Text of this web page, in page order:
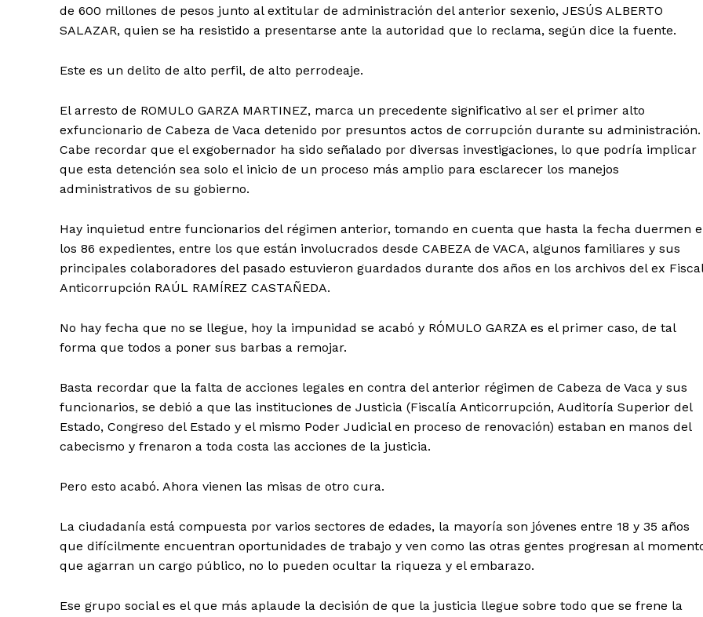
de 600 millones de pesos junto al extitular de administración del anterior sexenio, JESÚS ALBERTO
SALAZAR, quien se ha resistido a presentarse ante la autoridad que lo reclama, según dice la fuente.
Este es un delito de alto perfil, de alto perrodeaje.
El arresto de ROMULO GARZA MARTINEZ, marca un precedente significativo al ser el primer alto
exfuncionario de Cabeza de Vaca detenido por presuntos actos de corrupción durante su administración.
Cabe recordar que el exgobernador ha sido señalado por diversas investigaciones, lo que podría implicar
que esta detención sea solo el inicio de un proceso más amplio para esclarecer los manejos
administrativos de su gobierno.
Hay inquietud entre funcionarios del régimen anterior, tomando en cuenta que hasta la fecha duermen
los 86 expedientes, entre los que están involucrados desde CABEZA de VACA, algunos familiares y sus
principales colaboradores del pasado estuvieron guardados durante dos años en los archivos del ex Fiscal
Anticorrupción RAÚL RAMÍREZ CASTAÑEDA.
No hay fecha que no se llegue, hoy la impunidad se acabó y RÓMULO GARZA es el primer caso, de tal
forma que todos a poner sus barbas a remojar.
Basta recordar que la falta de acciones legales en contra del anterior régimen de Cabeza de Vaca y sus
funcionarios, se debió a que las instituciones de Justicia (Fiscalía Anticorrupción, Auditoría Superior del
Estado, Congreso del Estado y el mismo Poder Judicial en proceso de renovación) estaban en manos del
cabecismo y frenaron a toda costa las acciones de la justicia.
Pero esto acabó. Ahora vienen las misas de otro cura.
La ciudadanía está compuesta por varios sectores de edades, la mayoría son jóvenes entre 18 y 35 años
que difícilmente encuentran oportunidades de trabajo y ven como las otras gentes progresan al
que agarran un cargo público, no lo pueden ocultar la riqueza y el embarazo.
Ese grupo social es el que más aplaude la decisión de que la justicia llegue sobre todo que se frene la